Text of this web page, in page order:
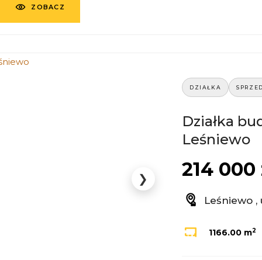
ZOBACZ
❯
DZIAŁKA
Działka
Leśniewo
214 000
Leśniewo ,
1166.00 m2